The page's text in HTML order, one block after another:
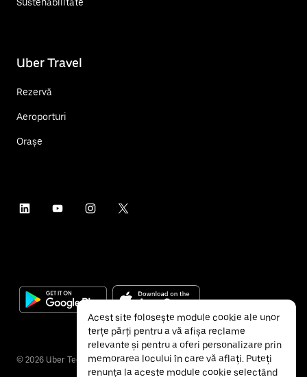
Uber Travel
Rezervă
Aeroporturi
Orașe
© 2026 Uber Technologies Inc.
Acest site folosește module cookie ale unor
terțe părți pentru a vă afișa reclame
relevante și pentru a oferi personalizare prin
memorarea locului în care vă aflați. Puteți
renunța la aceste module cookie selectând